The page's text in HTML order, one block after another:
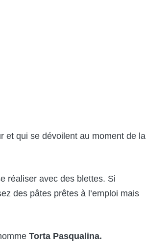
et qui se dévoilent au moment de la
réaliser avec des blettes. Si
des pâtes prêtes à l’emploi mais
Torta Pasqualina.